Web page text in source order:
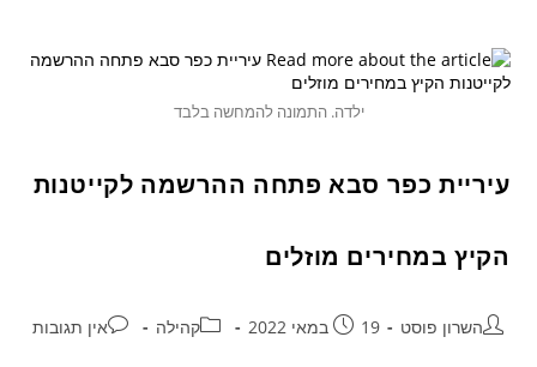
ילדה. התמונה להמחשה בלבד
עיריית כפר סבא פתחה ההרשמה לקייטנות
הקיץ במחירים מוזלים
השרון פוסט 19 במאי 2022 קהילה אין תגובות